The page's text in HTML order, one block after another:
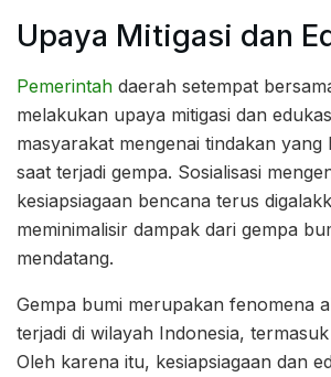
Upaya Mitigasi dan
Pemerintah daerah setempat
melakukan upaya mitigasi dan
masyarakat mengenai tindakan yang
saat terjadi gempa. Sosialisasi
kesiapsiagaan bencana terus
meminimalisir dampak dari gempa
mendatang.
Gempa bumi merupakan fenomena
terjadi di wilayah Indonesia,
Oleh karena itu, kesiapsiagaan dan